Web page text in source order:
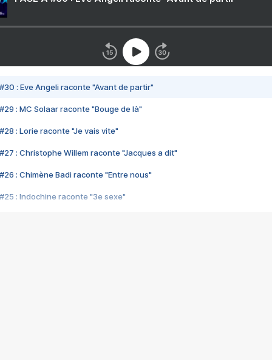
#30 : Eve Angeli raconte "Avant de partir"
#29 : MC Solaar raconte "Bouge de là"
#28 : Lorie raconte "Je vais vite"
#27 : Christophe Willem raconte "Jacques a dit"
#26 : Chimène Badi raconte "Entre nous"
#25 : Indochine raconte "3e sexe"